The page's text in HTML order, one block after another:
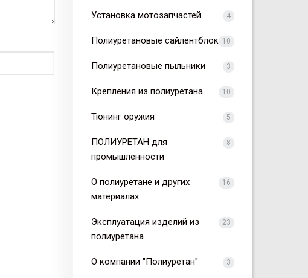
Установка мотозапчастей 4
Полиуретановые сайлентблоки10
Полиуретановые пыльники 3
Крепления из полиуретана 10
Тюнинг оружия 5
ПОЛИУРЕТАН для
промышленности
8
О полиуретане и других
материалах
16
Эксплуатация изделий из
полиуретана
23
О компании "Полиуретан" 3